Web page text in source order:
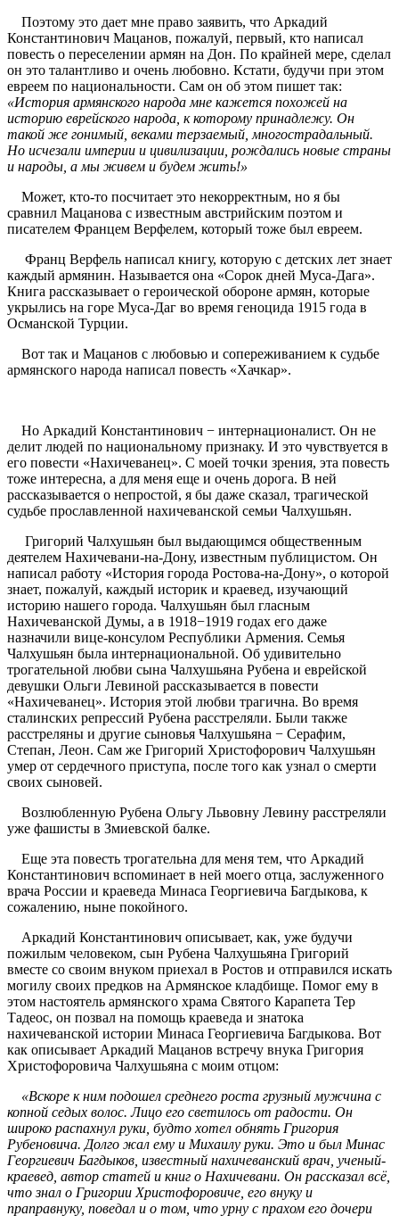
Поэтому это дает мне право заявить, что Аркадий
Константинович Мацанов, пожалуй, первый, кто написал
повесть о переселении армян на Дон. По крайней мере, сделал
он это талантливо и очень любовно. Кстати, будучи при этом
евреем по национальности. Сам он об этом пишет так:
«История армянского народа мне кажется похожей на
историю еврейского народа, к которому принадлежу. Он
такой же гонимый, веками терзаемый, многострадальный.
Но исчезали империи и цивилизации, рождались новые страны
и народы, а мы живем и будем жить!»
Может, кто-то посчитает это некорректным, но я бы
сравнил Мацанова с известным австрийским поэтом и
писателем Францем Верфелем, который тоже был евреем.
Франц Верфель написал книгу, которую с детских лет знает
каждый армянин. Называется она «Сорок дней Муса-Дага».
Книга рассказывает о героической обороне армян, которые
укрылись на горе Муса-Даг во время геноцида 1915 года в
Османской Турции.
Вот так и Мацанов с любовью и сопереживанием к судьбе
армянского народа написал повесть «Хачкар».
Но Аркадий Константинович − интернационалист. Он не
делит людей по национальному признаку. И это чувствуется в
его повести «Нахичеванец». С моей точки зрения, эта повесть
тоже интересна, а для меня еще и очень дорога. В ней
рассказывается о непростой, я бы даже сказал, трагической
судьбе прославленной нахичеванской семьи Чалхушьян.
Григорий Чалхушьян был выдающимся общественным
деятелем Нахичевани-на-Дону, известным публицистом. Он
написал работу «История города Ростова-на-Дону», о которой
знает, пожалуй, каждый историк и краевед, изучающий
историю нашего города. Чалхушьян был гласным
Нахичеванской Думы, а в 1918−1919 годах его даже
назначили вице-консулом Республики Армения. Семья
Чалхушьян была интернациональной. Об удивительно
трогательной любви сына Чалхушьяна Рубена и еврейской
девушки Ольги Левиной рассказывается в повести
«Нахичеванец». История этой любви трагична. Во время
сталинских репрессий Рубена расстреляли. Были также
расстреляны и другие сыновья Чалхушьяна − Серафим,
Степан, Леон. Сам же Григорий Христофорович Чалхушьян
умер от сердечного приступа, после того как узнал о смерти
своих сыновей.
Возлюбленную Рубена Ольгу Львовну Левину расстреляли
уже фашисты в Змиевской балке.
Еще эта повесть трогательна для меня тем, что Аркадий
Константинович вспоминает в ней моего отца, заслуженного
врача России и краеведа Минаса Георгиевича Багдыкова, к
сожалению, ныне покойного.
Аркадий Константинович описывает, как, уже будучи
пожилым человеком, сын Рубена Чалхушьяна Григорий
вместе со своим внуком приехал в Ростов и отправился искать
могилу своих предков на Армянское кладбище. Помог ему в
этом настоятель армянского храма Святого Карапета Тер
Тадеос, он позвал на помощь краеведа и знатока
нахичеванской истории Минаса Георгиевича Багдыкова. Вот
как описывает Аркадий Мацанов встречу внука Григория
Христофоровича Чалхушьяна с моим отцом:
«Вскоре к ним подошел среднего роста грузный мужчина с
копной седых волос. Лицо его светилось от радости. Он
широко распахнул руки, будто хотел обнять Григория
Рубеновича. Долго жал ему и Михаилу руки. Это и был Минас
Георгиевич Багдыков, известный нахичеванский врач, ученый-
краевед, автор статей и книг о Нахичевани. Он рассказал всё,
что знал о Григории Христофоровиче, его внуку и
праправнуку, поведал и о том, что урну с прахом его дочери